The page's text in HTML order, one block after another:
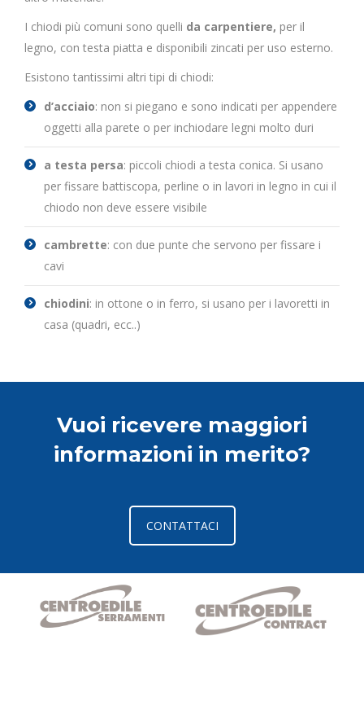
I chiodi più comuni sono quelli da carpentiere, per il
legno, con testa piatta e disponibili zincati per uso esterno.
Esistono tantissimi altri tipi di chiodi:
d’acciaio: non si piegano e sono indicati per appendere
oggetti alla parete o per inchiodare legni molto duri
a testa persa: piccoli chiodi a testa conica. Si usano
per fissare battiscopa, perline o in lavori in legno in cui il
chiodo non deve essere visibile
cambrette: con due punte che servono per fissare i
cavi
chiodini: in ottone o in ferro, si usano per i lavoretti in
casa (quadri, ecc..)
Vuoi ricevere maggiori
informazioni in merito?
CONTATTACI